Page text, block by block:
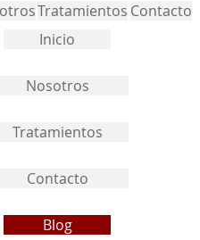
Tratamientos Contacto
Inicio
Nosotros
Tratamientos
Contacto
Blog